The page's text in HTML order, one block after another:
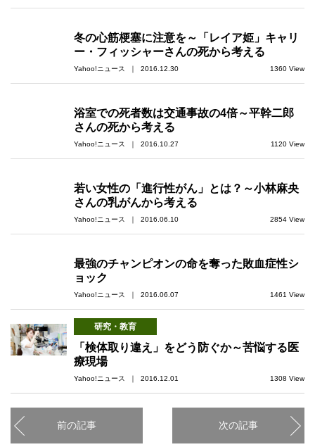
冬の心筋梗塞に注意を～「レイア姫」キャリ
ー・フィッシャーさんの死から考える
Yahoo!ニュース ｜ 2016.12.30 1360 View
浴室での死者数は交通事故の4倍～平幹二郎
さんの死から考える
Yahoo!ニュース ｜ 2016.10.27 1120 View
若い女性の「進行性がん」とは？～小林麻央
さんの乳がんから考える
Yahoo!ニュース ｜ 2016.06.10 2854 View
最強のチャンピオンの命を奪った敗血症性シ
ョック
Yahoo!ニュース ｜ 2016.06.07 1461 View
研究・教育
「検体取り違え」をどう防ぐか～苦悩する医
療現場
Yahoo!ニュース ｜ 2016.12.01 1308 View
前の記事 次の記事